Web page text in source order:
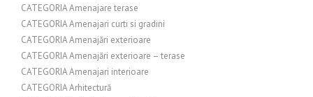
CATEGORIA Amenajare terase
CATEGORIA Amenajari curti si gradini
CATEGORIA Amenajări exterioare
CATEGORIA Amenajări exterioare – terase
CATEGORIA Amenajari interioare
CATEGORIA Arhitectură